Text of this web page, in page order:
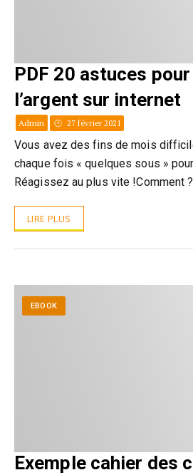
PDF 20 astuces
l’argent sur internet
Admin 27 février 2021
Vous avez des fins de mois
chaque fois « quelques sous »
Réagissez au plus vite !Comment
LIRE PLUS
EBOOK
Exemple cahier des